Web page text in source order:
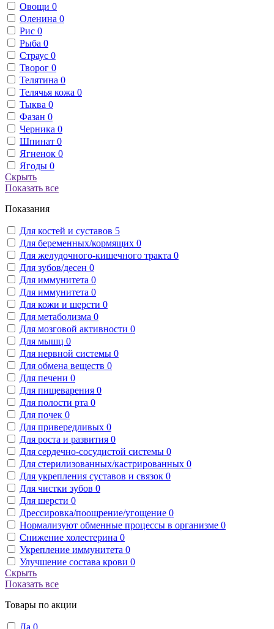
Овощи 0
Оленина 0
Рис 0
Рыба 0
Страус 0
Творог 0
Телятина 0
Телячья кожа 0
Тыква 0
Фазан 0
Черника 0
Шпинат 0
Ягненок 0
Ягоды 0
Скрыть
Показать все
Показания
Для костей и суставов 5
Для беременных/кормящих 0
Для желудочного-кишечного тракта 0
Для зубов/десен 0
Для иммунитета 0
Для иммунитета 0
Для кожи и шерсти 0
Для метаболизма 0
Для мозговой активности 0
Для мышц 0
Для нервной системы 0
Для обмена веществ 0
Для печени 0
Для пищеварения 0
Для полости рта 0
Для почек 0
Для привередливых 0
Для роста и развития 0
Для сердечно-сосудистой системы 0
Для стерилизованных/кастрированных 0
Для укрепления суставов и связок 0
Для чистки зубов 0
Для шерсти 0
Дрессировка/поощрение/угощение 0
Нормализуют обменные процессы в организме 0
Снижение холестерина 0
Укрепление иммунитета 0
Улучшение состава крови 0
Скрыть
Показать все
Товары по акции
Да 0